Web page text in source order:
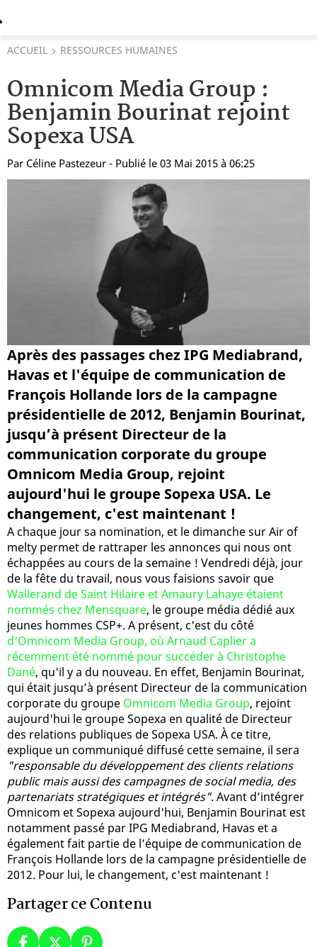
ACCUEIL RESSOURCES HUMAINES
Omnicom Media Group :
Benjamin Bourinat rejoint
Sopexa USA
Par Céline Pastezeur - Publié le 03 Mai 2015 à 06:25
Après des passages chez IPG Mediabrand,
Havas et l'équipe de communication de
François Hollande lors de la campagne
présidentielle de 2012, Benjamin Bourinat,
jusqu’à présent Directeur de la
communication corporate du groupe
Omnicom Media Group, rejoint
aujourd'hui le groupe Sopexa USA. Le
changement, c'est maintenant !
A chaque jour sa nomination, et le dimanche sur Air of
melty permet de rattraper les annonces qui nous ont
échappées au cours de la semaine ! Vendredi déjà, jour
de la fête du travail, nous vous faisions savoir que
Wallerand de Saint Hilaire et Amaury Lahaye étaient
nommés chez Mensquare, le groupe média dédié aux
jeunes hommes CSP+. A présent, c'est du côté
d'Omnicom Media Group, où Arnaud Caplier a
récemment été nommé pour succéder à Christophe
Dané, qu'il y a du nouveau. En effet, Benjamin Bourinat,
qui était jusqu’à présent Directeur de la communication
corporate du groupe Omnicom Media Group, rejoint
aujourd'hui le groupe Sopexa en qualité de Directeur
des relations publiques de Sopexa USA. À ce titre,
explique un communiqué diffusé cette semaine, il sera
"responsable du développement des clients relations
public mais aussi des campagnes de social media, des
partenariats stratégiques et intégrés". Avant d’intégrer
Omnicom et Sopexa aujourd'hui, Benjamin Bourinat est
notamment passé par IPG Mediabrand, Havas et a
également fait partie de l’équipe de communication de
François Hollande lors de la campagne présidentielle de
2012. Pour lui, le changement, c'est maintenant !
Partager ce Contenu